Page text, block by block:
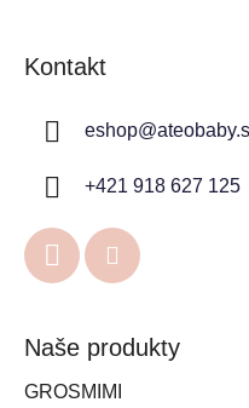
Kontakt
eshop@
+421 918 627 125
Naše produkty
GROSMIMI